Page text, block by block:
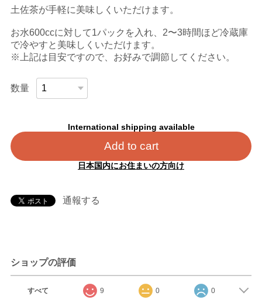
土佐茶が手軽に美味しくいただけます。
お水600ccに対して1パックを入れ、2〜3時間ほど冷蔵庫
で冷やすと美味しくいただけます。
※上記は目安ですので、お好みで調節してください。
数量
International shipping available
Add to cart
日本国内にお住まいの方向け
通報する
ショップの評価
すべて 9 0 0